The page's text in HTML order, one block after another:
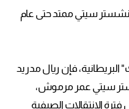
سيتي ممتد حتى عام
فإن ريال مدريد
سيتي عمر مرموش،
الانتقالات الصيفية